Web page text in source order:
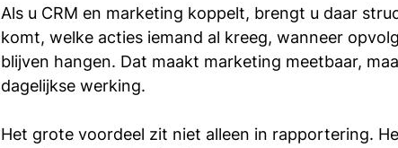
Als u CRM en marketing koppelt, brengt u daar
komt, welke acties iemand al kreeg, wanneer
blijven hangen. Dat maakt marketing meetbaar,
dagelijkse werking.
Het grote voordeel zit niet alleen in rapportering.